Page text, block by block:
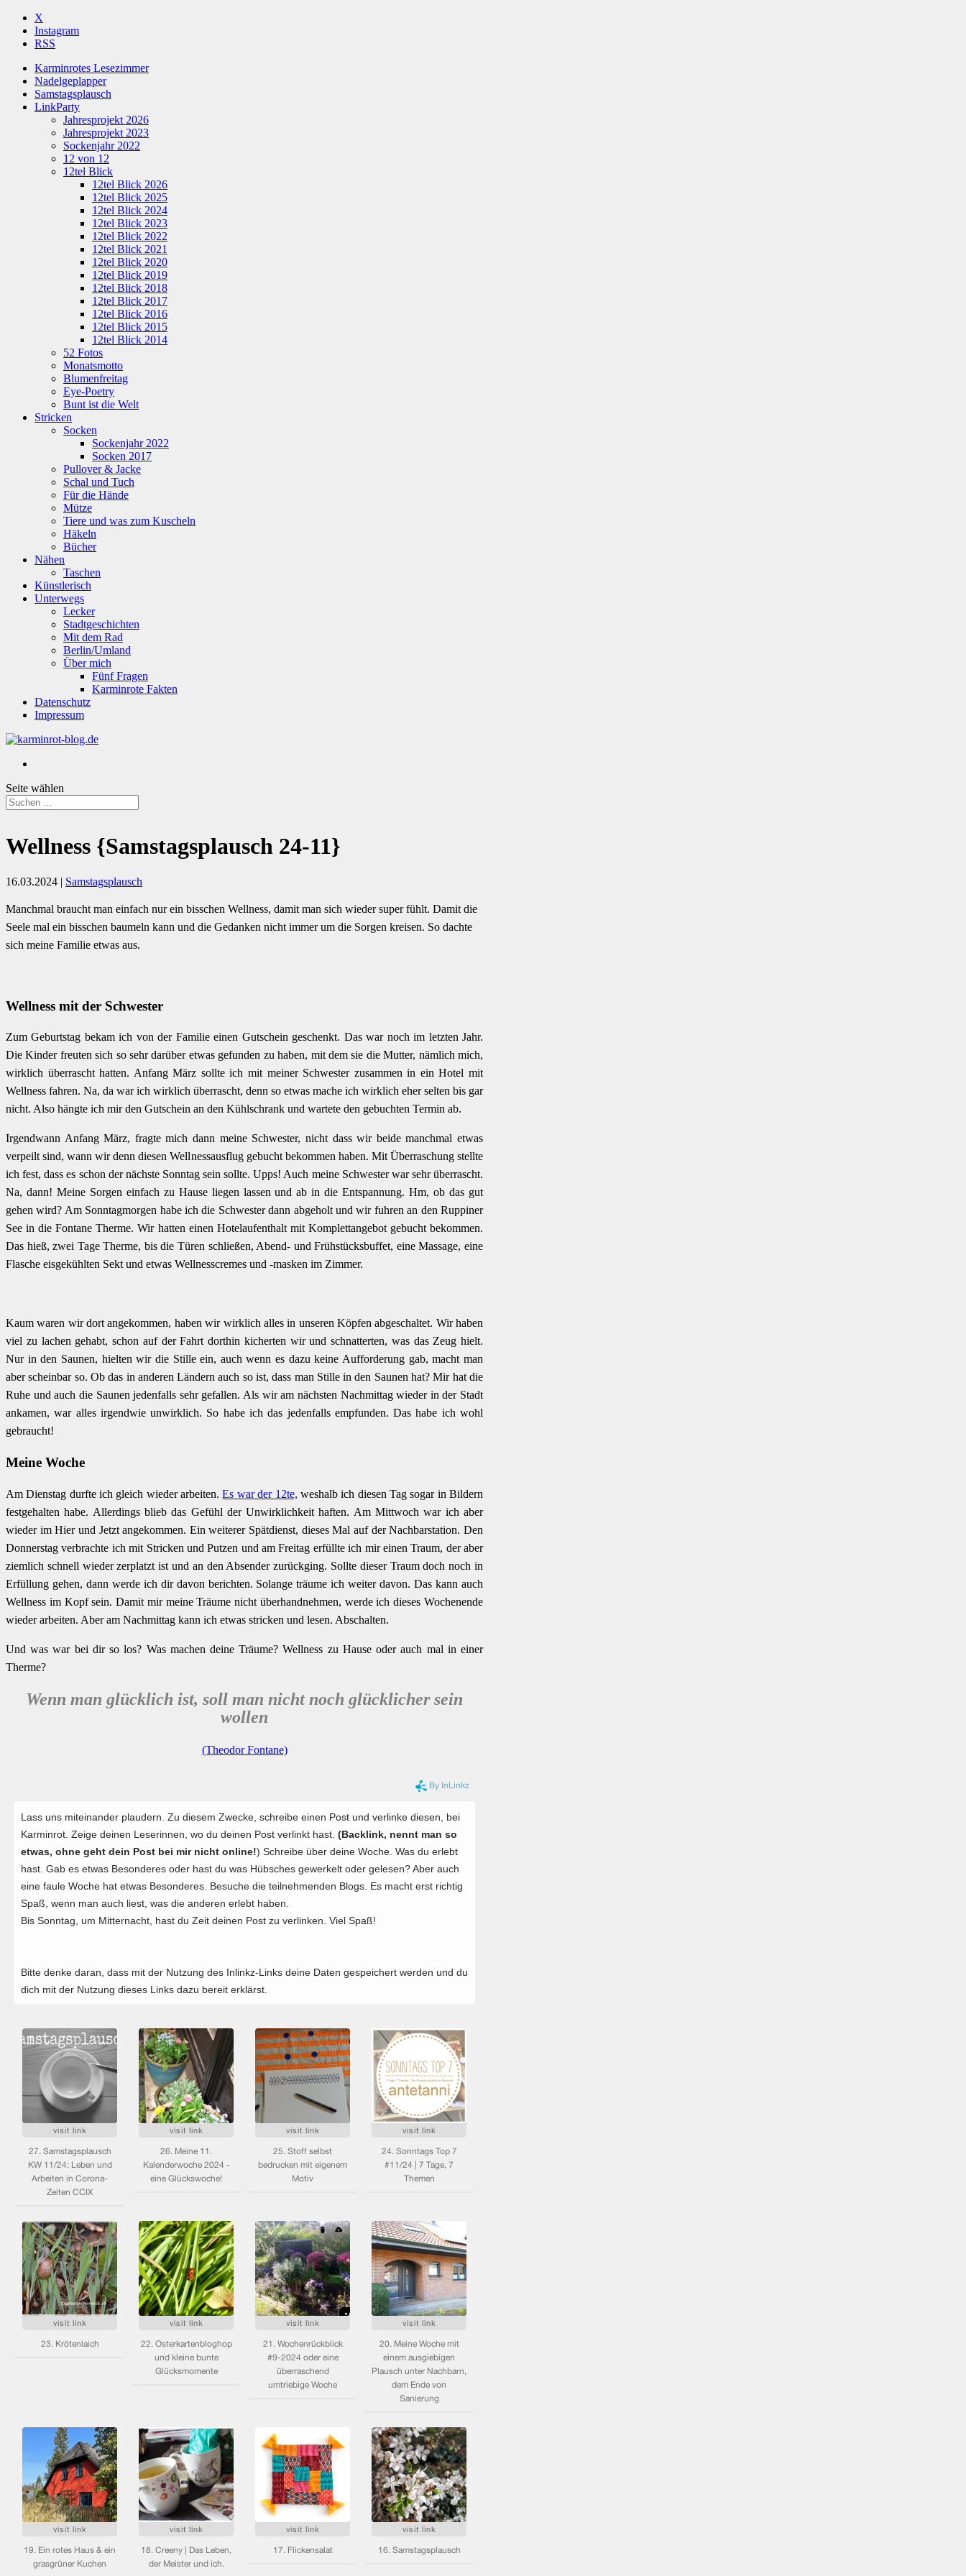
X
Instagram
RSS
Karminrotes Lesezimmer
Nadelgeplapper
Samstagsplausch
LinkParty
Jahresprojekt 2026
Jahresprojekt 2023
Sockenjahr 2022
12 von 12
12tel Blick
12tel Blick 2026
12tel Blick 2025
12tel Blick 2024
12tel Blick 2023
12tel Blick 2022
12tel Blick 2021
12tel Blick 2020
12tel Blick 2019
12tel Blick 2018
12tel Blick 2017
12tel Blick 2016
12tel Blick 2015
12tel Blick 2014
52 Fotos
Monatsmotto
Blumenfreitag
Eye-Poetry
Bunt ist die Welt
Stricken
Socken
Sockenjahr 2022
Socken 2017
Pullover & Jacke
Schal und Tuch
Für die Hände
Mütze
Tiere und was zum Kuscheln
Häkeln
Bücher
Nähen
Taschen
Künstlerisch
Unterwegs
Lecker
Stadtgeschichten
Mit dem Rad
Berlin/Umland
Über mich
Fünf Fragen
Karminrote Fakten
Datenschutz
Impressum
Seite wählen
Wellness {Samstagsplausch 24-11}
16.03.2024 | Samstagsplausch
Manchmal braucht man einfach nur ein bisschen Wellness, damit man sich wieder super fühlt. Damit die
Seele mal ein bisschen baumeln kann und die Gedanken nicht immer um die Sorgen kreisen. So dachte
sich meine Familie etwas aus.
Wellness mit der Schwester
Zum Geburtstag bekam ich von der Familie einen Gutschein geschenkt. Das war noch im letzten Jahr.
Die Kinder freuten sich so sehr darüber etwas gefunden zu haben, mit dem sie die Mutter, nämlich mich,
wirklich überrascht hatten. Anfang März sollte ich mit meiner Schwester zusammen in ein Hotel mit
Wellness fahren. Na, da war ich wirklich überrascht, denn so etwas mache ich wirklich eher selten bis gar
nicht. Also hängte ich mir den Gutschein an den Kühlschrank und wartete den gebuchten Termin ab.
Irgendwann Anfang März, fragte mich dann meine Schwester, nicht dass wir beide manchmal etwas
verpeilt sind, wann wir denn diesen Wellnessausflug gebucht bekommen haben. Mit Überraschung stellte
ich fest, dass es schon der nächste Sonntag sein sollte. Upps! Auch meine Schwester war sehr überrascht.
Na, dann! Meine Sorgen einfach zu Hause liegen lassen und ab in die Entspannung. Hm, ob das gut
gehen wird? Am Sonntagmorgen habe ich die Schwester dann abgeholt und wir fuhren an den Ruppiner
See in die Fontane Therme. Wir hatten einen Hotelaufenthalt mit Komplettangebot gebucht bekommen.
Das hieß, zwei Tage Therme, bis die Türen schließen, Abend- und Frühstücksbuffet, eine Massage, eine
Flasche eisgekühlten Sekt und etwas Wellnesscremes und -masken im Zimmer.
Kaum waren wir dort angekommen, haben wir wirklich alles in unseren Köpfen abgeschaltet. Wir haben
viel zu lachen gehabt, schon auf der Fahrt dorthin kicherten wir und schnatterten, was das Zeug hielt.
Nur in den Saunen, hielten wir die Stille ein, auch wenn es dazu keine Aufforderung gab, macht man
aber scheinbar so. Ob das in anderen Ländern auch so ist, dass man Stille in den Saunen hat? Mir hat die
Ruhe und auch die Saunen jedenfalls sehr gefallen. Als wir am nächsten Nachmittag wieder in der Stadt
ankamen, war alles irgendwie unwirklich. So habe ich das jedenfalls empfunden. Das habe ich wohl
gebraucht!
Meine Woche
Am Dienstag durfte ich gleich wieder arbeiten.Es war der 12te, weshalb ich diesen Tag sogar in Bildern
festgehalten habe. Allerdings blieb das Gefühl der Unwirklichkeit haften. Am Mittwoch war ich aber
wieder im Hier und Jetzt angekommen. Ein weiterer Spätdienst, dieses Mal auf der Nachbarstation. Den
Donnerstag verbrachte ich mit Stricken und Putzen und am Freitag erfüllte ich mir einen Traum, der aber
ziemlich schnell wieder zerplatzt ist und an den Absender zurückging. Sollte dieser Traum doch noch in
Erfüllung gehen, dann werde ich dir davon berichten. Solange träume ich weiter davon. Das kann auch
Wellness im Kopf sein. Damit mir meine Träume nicht überhandnehmen, werde ich dieses Wochenende
wieder arbeiten. Aber am Nachmittag kann ich etwas stricken und lesen. Abschalten.
Und was war bei dir so los? Was machen deine Träume? Wellness zu Hause oder auch mal in einer
Therme?
Wenn man glücklich ist, soll man nicht noch glücklicher sein
wollen
(Theodor Fontane)